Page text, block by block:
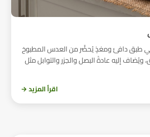
طبق دافئ ومغذٍ يُحضَّر من العدس المطبوخ
ويُضاف إليه عادةً البصل والجزر والتوابل مثل
اقرأ المزيد →